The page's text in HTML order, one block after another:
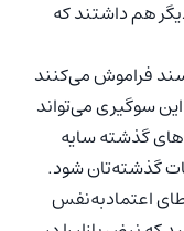
هم داشتند که
فراموش می‌کنند
سوگیری می‌تواند
گذشته سایه
گذشته‌تان شود.
اعتمادبه‌نفس